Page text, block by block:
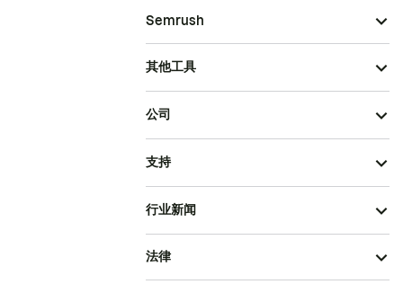
Semrush
其他工具
公司
支持
行业新闻
法律